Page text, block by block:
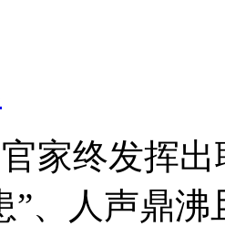
家终发挥
”、人声鼎